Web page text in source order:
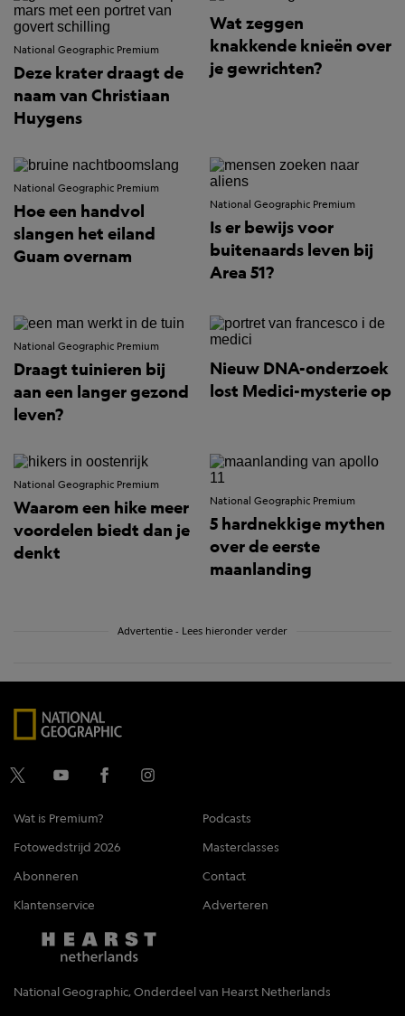
National Geographic Premium
Deze krater draagt de
naam van Christiaan
Huygens
Wat zeggen
knakkende knieën over
je gewrichten?
National Geographic Premium
Hoe een handvol
slangen het eiland
Guam overnam
National Geographic Premium
Is er bewijs voor
buitenaards leven bij
Area 51?
National Geographic Premium
Draagt tuinieren bij
aan een langer gezond
leven?
Nieuw DNA-onderzoek
lost Medici-mysterie op
National Geographic Premium
Waarom een hike meer
voordelen biedt dan je
denkt
National Geographic Premium
5 hardnekkige mythen
over de eerste
maanlanding
Advertentie - Lees hieronder verder
Wat is Premium?
Podcasts
Fotowedstrijd 2026
Masterclasses
Abonneren
Contact
Klantenservice
Adverteren
National Geographic, Onderdeel van Hearst Netherlands